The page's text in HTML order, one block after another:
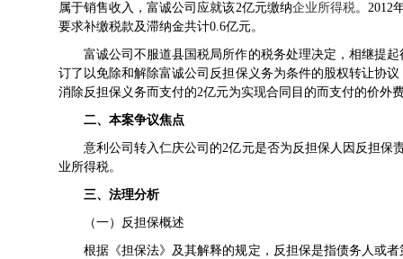
属于销售收入，富诚公司应就该2亿元缴纳企业所得税。2012
要求补缴税款及滞纳金共计0.6亿元。
富诚公司不服道县国税局所作的税务处理决定，相继提
订了以免除和解除富诚公司反担保义务为条件的股权转让协
消除反担保义务而支付的2亿元为实现合同目的而支付的价外
二、本案争议焦点
意利公司转入仁庆公司的2亿元是否为反担保人因反担保
业所得税。
三、法理分析
（一）反担保概述
根据《担保法》及其解释的规定，反担保是指债务人或